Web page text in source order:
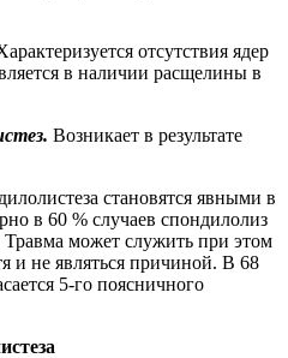
отсутствия ядер
в наличии расщелины в
Возникает в результате
становятся явными в
в 60 % случаев спондилолиз
Травма может служить при этом
и не являться причиной. В 68
5-го поясничного